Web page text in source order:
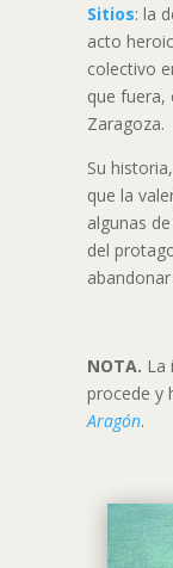
Sitios: la
acto
colectivo
que fuera,
Zaragoza.
Su
que la
algunas
del
NOTA. La
procede y
Aragón.